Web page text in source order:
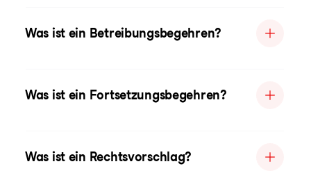
Was ist ein Betreibungsbegehren?
Was ist ein Fortsetzungsbegehren?
Was ist ein Rechtsvorschlag?